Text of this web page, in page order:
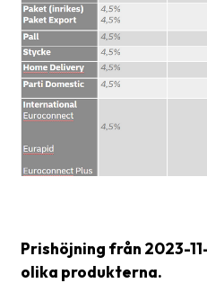
Packing
Shipping
documents
Printer
Customs
terms
Prishöjning från 2023-
olika produkterna.